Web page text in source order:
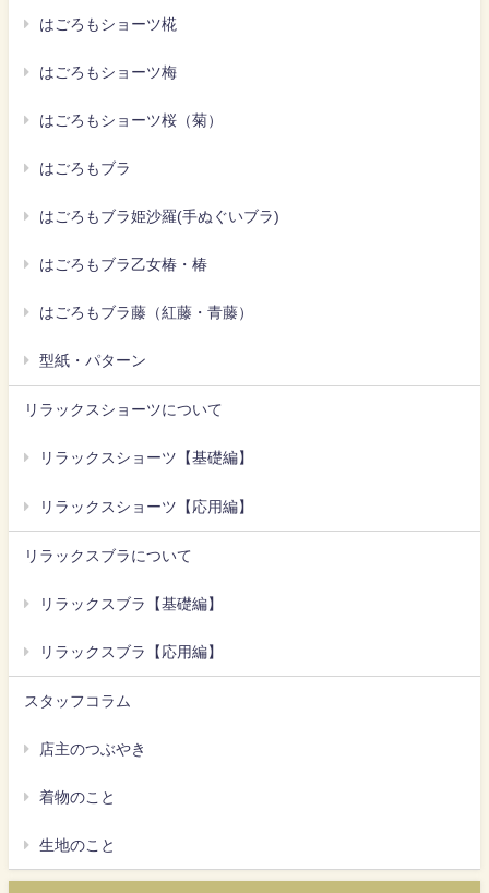
はごろもショーツ椛
はごろもショーツ梅
はごろもショーツ桜（菊）
はごろもブラ
はごろもブラ姫沙羅(手ぬぐいブラ)
はごろもブラ乙女椿・椿
はごろもブラ藤（紅藤・青藤）
型紙・パターン
リラックスショーツについて
リラックスショーツ【基礎編】
リラックスショーツ【応用編】
リラックスブラについて
リラックスブラ【基礎編】
リラックスブラ【応用編】
スタッフコラム
店主のつぶやき
着物のこと
生地のこと